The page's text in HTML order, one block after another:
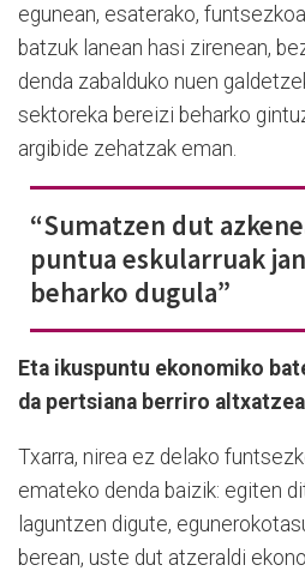
egunean, esaterako,
batzuk lanean hasi zirenean,
denda zabalduko nuen
sektoreka bereizi beharko
argibide zehatzak eman.
“Sumatzen dut
puntua eskularruak
beharko dugula”
Eta ikuspuntu ekonomiko
da pertsiana berriro
Txarra, nirea ez delako
emateko denda baizik: egiten
laguntzen digute,
berean, uste dut atzeraldi